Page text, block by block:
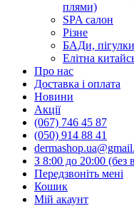
плями)
SPA салон
Різне
БАДи,
Елітна
Про нас
Доставка і оплата
Новини
Акції
(067) 746 45 87
(050) 914 88 41
З 8:00 до 20:00 (без
Передзвоніть мені
Кошик
Мій акаунт